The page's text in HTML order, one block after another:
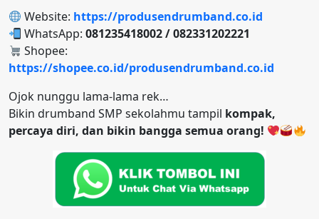
Website: https://produsendrumband.co.id
WhatsApp:081235418002 / 082331202221
Shopee:
https://shopee.co.id/produsendrumband.co.id
Ojok nunggu lama-lama rek…
Bikin drumband SMP sekolahmu tampil kompak,
percaya diri, dan bikin bangga semua orang!